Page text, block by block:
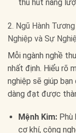
thu hút năng
2. Ngũ Hành
Nghiệp và Sự
Mỗi ngành nghề
nhất định. Hiểu rõ
nghiệp sẽ giúp
dàng đạt được
Mệnh Kim:Phù
cơ khí, công